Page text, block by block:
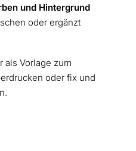
und Hintergrund
oder ergänzt
als Vorlage zum
oder fix und